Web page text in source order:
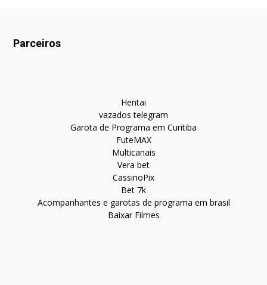
Parceiros
Hentai
vazados telegram
Garota de Programa em Curitiba
FuteMAX
Multicanais
Vera bet
CassinoPix
Bet 7k
Acompanhantes e garotas de programa em brasil
Baixar Filmes